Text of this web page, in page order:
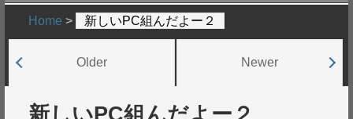
Home > 新しいPC組んだよー２
Older Newer
新しいPC組んだよー２